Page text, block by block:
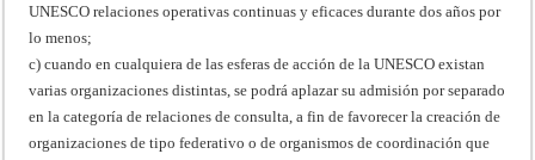
UNESCO relaciones operativas continuas y eficaces durante dos años por
lo menos;
c) cuando en cualquiera de las esferas de acción de la UNESCO existan
varias organizaciones distintas, se podrá aplazar su admisión por separado
en la categoría de relaciones de consulta, a fin de favorecer la creación de
organizaciones de tipo federativo o de organismos de coordinación que